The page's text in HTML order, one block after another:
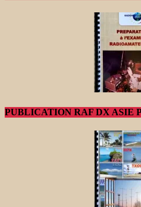
PUBLICATION RAF DX ASIE